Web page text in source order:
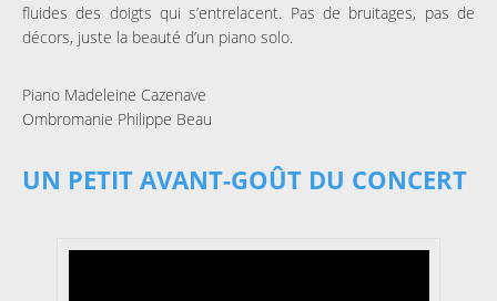
fluides des doigts qui s’entrelacent. Pas de bruitages, pas de
décors, juste la beauté d’un piano solo.
Piano Madeleine Cazenave
Ombromanie Philippe Beau
UN PETIT AVANT-GOÛT DU CONCERT